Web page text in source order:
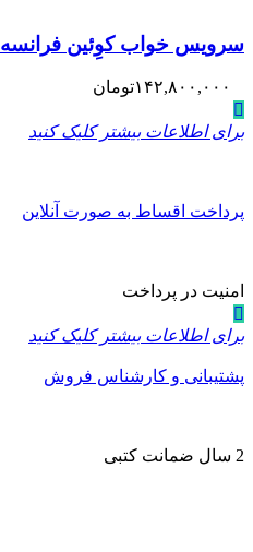
سرویس خواب کوِئین فرانسه
۱۴۲,۸۰۰,۰۰۰تومان
برای اطلاعات بیشتر کلیک کنید
پرداخت اقساط به صورت آنلاین
امنیت در پرداخت
برای اطلاعات بیشتر کلیک کنید
پشتیبانی و کارشناس فروش
2 سال ضمانت کتبی